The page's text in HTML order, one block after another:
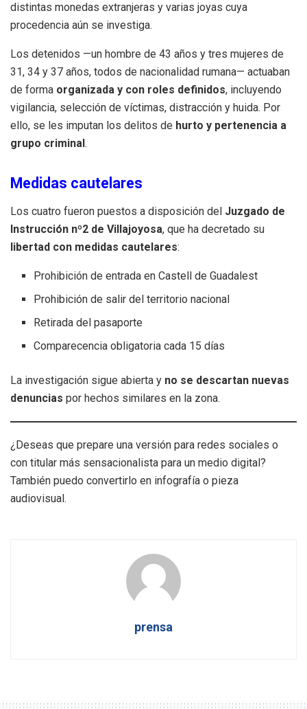
distintas monedas extranjeras y varias joyas cuya
procedencia aún se investiga.
Los detenidos —un hombre de 43 años y tres mujeres de
31, 34 y 37 años, todos de nacionalidad rumana— actuaban
de forma organizada y con roles definidos, incluyendo
vigilancia, selección de víctimas, distracción y huida. Por
ello, se les imputan los delitos de hurto y pertenencia a
grupo criminal.
Medidas cautelares
Los cuatro fueron puestos a disposición del Juzgado de
Instrucción nº2 de Villajoyosa, que ha decretado su
libertad con medidas cautelares:
Prohibición de entrada en Castell de Guadalest
Prohibición de salir del territorio nacional
Retirada del pasaporte
Comparecencia obligatoria cada 15 días
La investigación sigue abierta y no se descartan nuevas
denuncias por hechos similares en la zona.
¿Deseas que prepare una versión para redes sociales o
con titular más sensacionalista para un medio digital?
También puedo convertirlo en infografía o pieza
audiovisual.
prensa